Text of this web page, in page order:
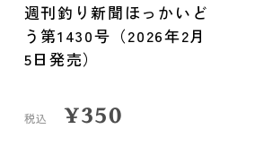
週刊釣り新聞ほっかいど
う第1430号（2026年2月
5日発売）
税込 ¥350